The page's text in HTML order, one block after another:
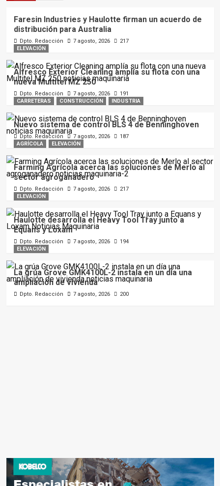
Faresin Industries y Haulotte firman un acuerdo de
distribución para Australia
Dpto. Redacción 7 agosto, 2026
217
ELEVACIÓN
Alfresco Exterior Cleaning amplía su flota con una
nueva Multitel MZ 250
Dpto. Redacción 7 agosto, 2026
191
CARRETERAS
CONSTRUCCIÓN INDUSTRIA
Nuevo sistema de control BLS 4 de Benninghoven
Dpto. Redacción 7 agosto, 2026
187
AGRÍCOLA
ELEVACIÓN
Farming Agrícola acerca las soluciones de Merlo al
sector agroganadero
Dpto. Redacción 7 agosto, 2026
217
ELEVACIÓN
Haulotte desarrolla el Heavy Tool Tray junto a
Equans y Loxam
Dpto. Redacción 7 agosto, 2026
194
ELEVACIÓN
La grúa Grove GMK4100L-2 instala en un día una
ampliación de vivienda
Dpto. Redacción 7 agosto, 2026 200